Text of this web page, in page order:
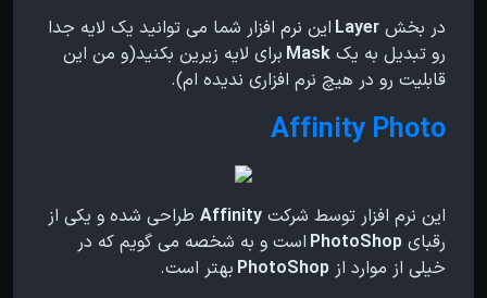
در بخش Layer این نرم افزار شما می توانید یک لایه جدا
رو تبدیل به یک Mask برای لایه زیرین بکنید(و من این
قابلیت رو در هیچ نرم افزاری ندیده ام).
Affinity Photo
این نرم افزار توسط شرکت Affinity طراحی شده و یکی از
رقبای PhotoShop است و به شخصه می گویم که در
خیلی از موارد از PhotoShop بهتر است.